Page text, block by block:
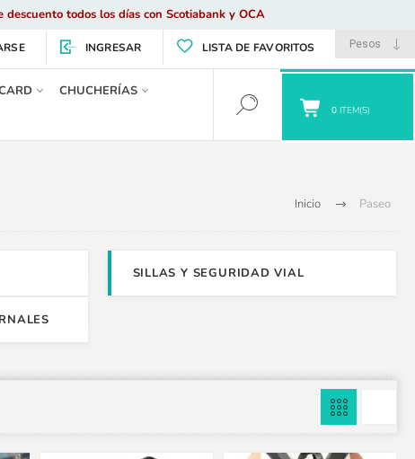
todos los días con Scotiabank y OCA
INGRESAR LISTA DE FAVORITOS
CHUCHERÍAS
0 ITEM(S)
Inicio Paseo
SILLAS Y SEGURIDAD VIAL